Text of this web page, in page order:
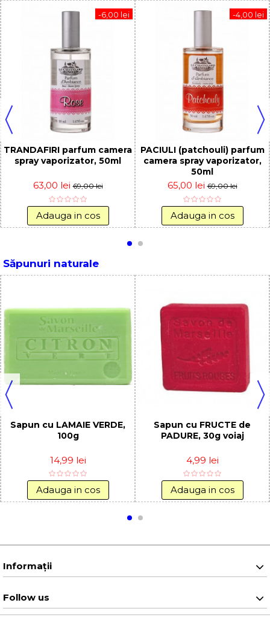
-6,00 lei
TRANDAFIRI parfum camera
spray vaporizator, 50ml
63,00 lei69,00 lei
Adauga in cos
-4,00 lei
PACIULI (patchouli) parfum
camera spray vaporizator,
50ml
65,00 lei69,00 lei
Adauga in cos
Săpunuri naturale
Sapun cu LAMAIE VERDE,
100g
14,99 lei
Adauga in cos
Sapun cu FRUCTE de
PADURE, 30g voiaj
4,99 lei
Adauga in cos
Informaţii
Follow us